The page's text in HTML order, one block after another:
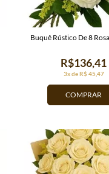
COMPRAR
3x de R$ 45,47
R$136,41
Buquê Rústico De 8